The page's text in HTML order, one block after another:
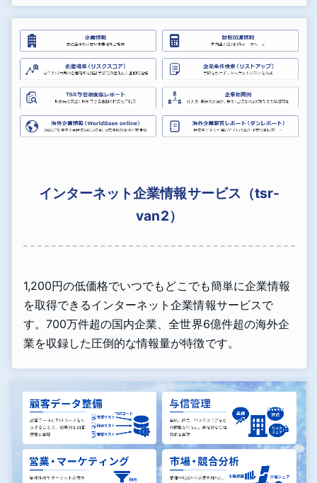
インターネット企業情報サービス（tsr-
van2）
1,200円の低価格でいつでもどこでも簡単に企業情報
を取得できるインターネット企業情報サービスで
す。700万件超の国内企業、全世界6億件超の海外企
業を収録した圧倒的な情報量が特徴です。